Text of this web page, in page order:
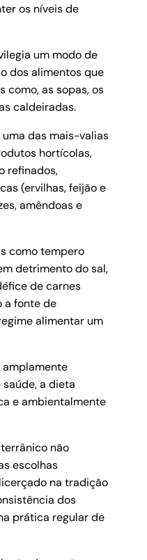
os níveis de
um modo de
dos alimentos que
como, as sopas, os
caldeiradas.
das mais-valias
hortícolas,
refinados,
(ervilhas, feijão e
amêndoas e
como tempero
detrimento do sal,
de carnes
a fonte de
alimentar um
amplamente
a dieta
e ambientalmente
não
escolhas
na tradição
dos
prática regular de